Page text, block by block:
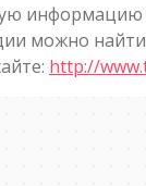
информацию
можно
http://